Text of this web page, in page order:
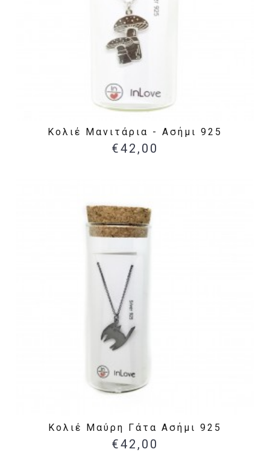
Κολιέ Μανιτάρια - Ασήμι 925
€42,00
Κολιέ Μαύρη Γάτα Ασήμι 925
€42,00